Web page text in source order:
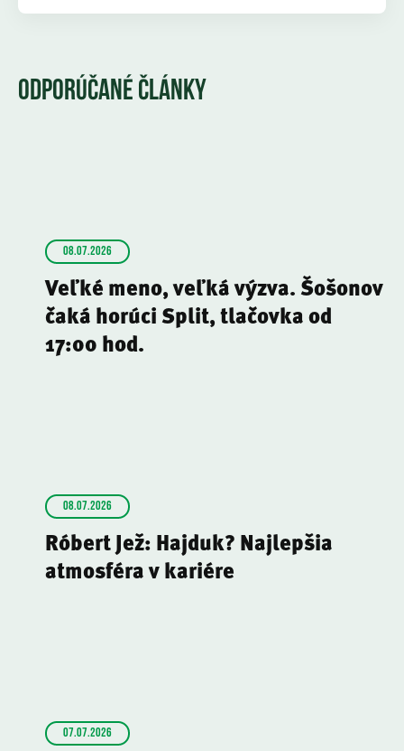
ODPORÚČANÉ ČLÁNKY
08.07.2026
Veľké meno, veľká výzva. Šošonov
čaká horúci Split, tlačovka od
17:00 hod.
08.07.2026
Róbert Jež: Hajduk? Najlepšia
atmosféra v kariére
07.07.2026